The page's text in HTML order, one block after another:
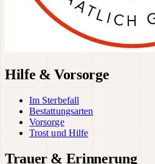
Hilfe & Vorsorge
Im Sterbefall
Bestattungsarten
Vorsorge
Trost und Hilfe
Trauer & Erinnerung